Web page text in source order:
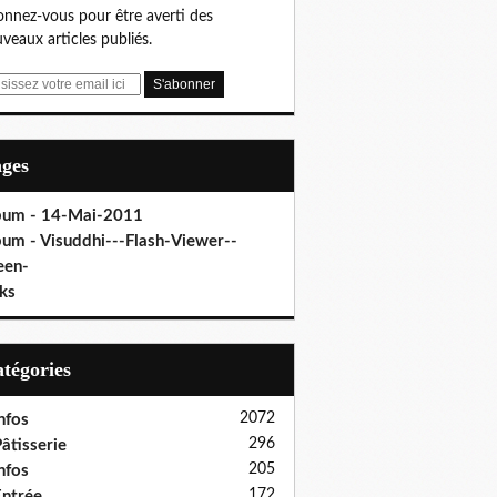
vous pour être averti des
articles publiés.
- 14-Mai-2011
- Visuddhi---Flash-Viewer--
2072
296
205